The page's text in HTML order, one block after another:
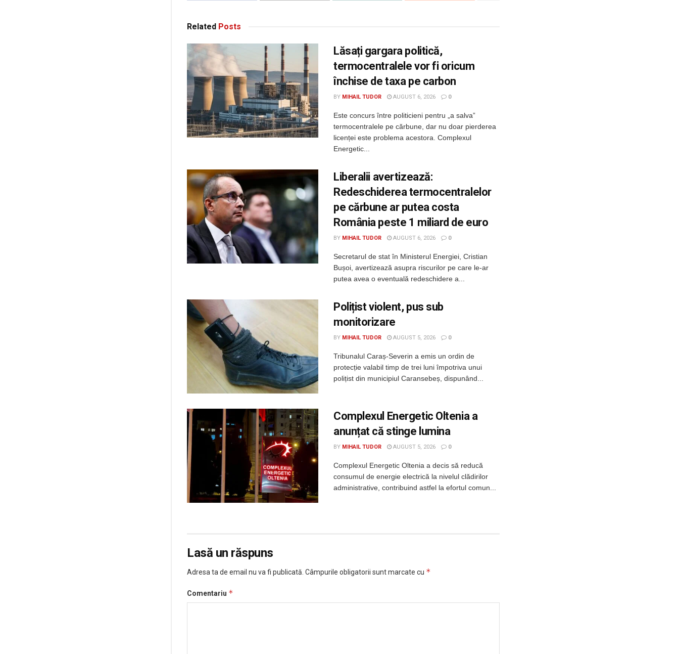
Related Posts
Lăsați gargara politică,
termocentralele vor fi oricum
închise de taxa pe carbon
BY MIHAIL TUDOR AUGUST 6, 2026 0
Este concurs între politicieni pentru „a salva”
termocentralele pe cărbune, dar nu doar pierderea
licenței este problema acestora. Complexul
Energetic...
Liberalii avertizează:
Redeschiderea termocentralelor
pe cărbune ar putea costa
România peste 1 miliard de euro
BY MIHAIL TUDOR AUGUST 6, 2026 0
Secretarul de stat în Ministerul Energiei, Cristian
Bușoi, avertizează asupra riscurilor pe care le-ar
putea avea o eventuală redeschidere a...
Polițist violent, pus sub
monitorizare
BY MIHAIL TUDOR AUGUST 5, 2026 0
Tribunalul Caraș-Severin a emis un ordin de
protecție valabil timp de trei luni împotriva unui
polițist din municipiul Caransebeș, dispunând...
Complexul Energetic Oltenia a
anunțat că stinge lumina
BY MIHAIL TUDOR AUGUST 5, 2026 0
Complexul Energetic Oltenia a decis să reducă
consumul de energie electrică la nivelul clădirilor
administrative, contribuind astfel la efortul comun...
Lasă un răspuns
Adresa ta de email nu va fi publicată. Câmpurile obligatorii sunt marcate cu *
Comentariu *